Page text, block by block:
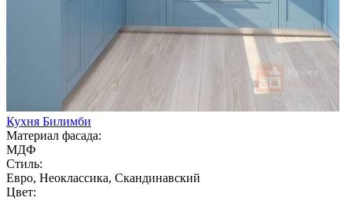
Кухня Билимби
Материал фасада:
МДФ
Стиль:
Евро, Неоклассика, Скандинавский
Цвет: